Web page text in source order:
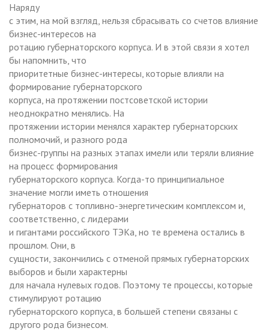
Наряду
с этим, на мой взгляд, нельзя сбрасывать со счетов влияние
бизнес-интересов на
ротацию губернаторского корпуса. И в этой связи я хотел
бы напомнить, что
приоритетные бизнес-интересы, которые влияли на
формирование губернаторского
корпуса, на протяжении постсоветской истории
неоднократно менялись. На
протяжении истории менялся характер губернаторских
полномочий, и разного рода
бизнес-группы на разных этапах имели или теряли влияние
на процесс формирования
губернаторского корпуса. Когда-то принципиальное
значение могли иметь отношения
губернаторов с топливно-энергетическим комплексом и,
соответственно, с лидерами
и гигантами российского ТЭКа, но те времена остались в
прошлом. Они, в
сущности, закончились с отменой прямых губернаторских
выборов и были характерны
для начала нулевых годов. Поэтому те процессы, которые
стимулируют ротацию
губернаторского корпуса, в большей степени связаны с
другого рода бизнесом.